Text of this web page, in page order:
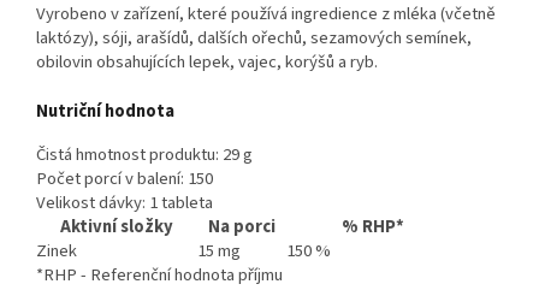
Vyrobeno v zařízení, které používá ingredience z mléka (včetně
laktózy), sóji, arašídů, dalších ořechů, sezamových semínek,
obilovin obsahujících lepek, vajec, korýšů a ryb.
Nutriční hodnota
Čistá hmotnost produktu: 29 g
Počet porcí v balení: 150
Velikost dávky: 1 tableta
Aktivní složky
Na porci
% RHP*
Zinek
15 mg
150 %
*RHP - Referenční hodnota příjmu